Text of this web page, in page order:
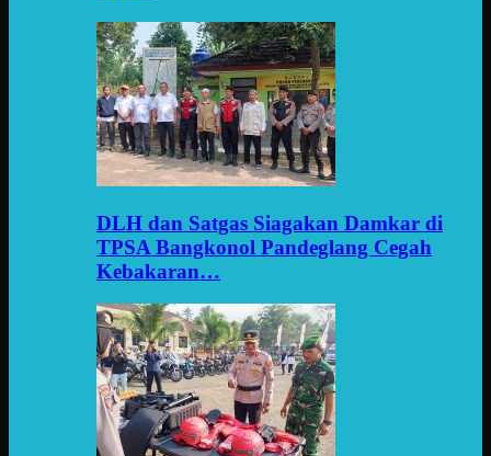
DLH dan Satgas Siagakan Damkar di
TPSA Bangkonol Pandeglang Cegah
Kebakaran…